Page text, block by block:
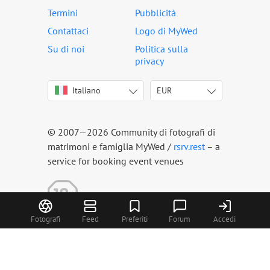
Fotografi Feed Preferiti Forum Accedi
Termini
Pubblicità
Contattaci
Logo di MyWed
Su di noi
Politica sulla
privacy
Italiano
English
Español
Português
Українська
Latviešu
Lietuvių
EUR
USD
© 2007—2026 Community di fotografi di
matrimoni e famiglia MyWed / rsrv.rest – a
service for booking event venues